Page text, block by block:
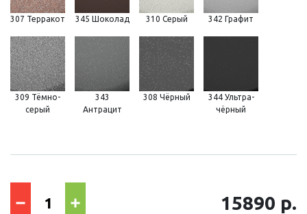
307 Терракот 345 Шоколад 310 Серый 342 Графит
309 Тёмно-
серый
343
Антрацит
308 Чёрный
344 Ультра-
чёрный
15890 р.